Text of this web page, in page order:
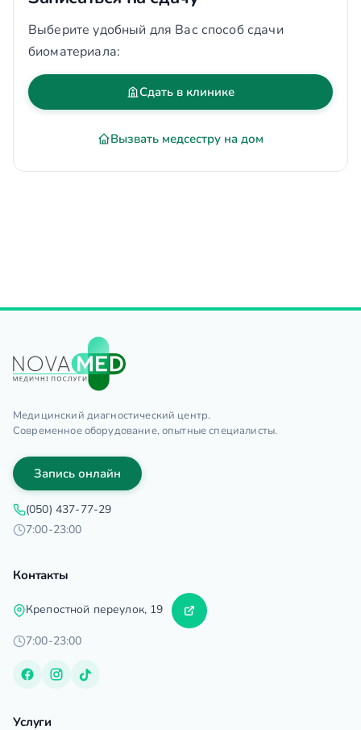
Выберите удобный для Вас способ сдачи
биоматериала:
Сдать в клинике
Вызвать медсестру на дом
Медицинский диагностический центр.
Современное оборудование, опытные специалисты.
Запись онлайн
(050) 437-77-29
7:00-23:00
Контакты
Крепостной переулок, 19
7:00-23:00
Услуги